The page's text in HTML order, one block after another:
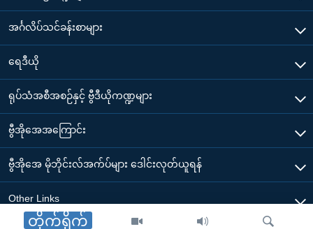
တိုက်ရိုက်
အင်္ဂလိပ်သင်ခန်းစာများ
ရေဒီယို
ရုပ်သံအစီအစဉ်နှင့် ဗွီဒီယိုကဏ္ဍများ
ဗွီအိုအေအကြောင်း
ဗွီအိုအေ မိုဘိုင်းလ်အက်ပ်များ ဒေါင်းလုတ်ယူရန်
Other Links